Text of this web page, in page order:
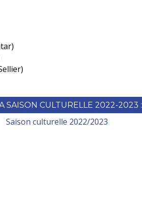
SAISON CULTURELLE 2022-2023 :
Saison culturelle 2022/2023